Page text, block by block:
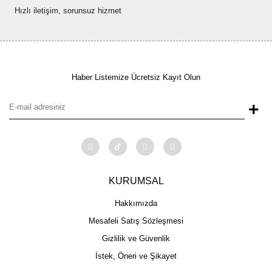
Hızlı iletişim, sorunsuz hizmet
Haber Listemize Ücretsiz Kayıt Olun
+
KURUMSAL
Hakkımızda
Mesafeli Satış Sözleşmesi
Gizlilik ve Güvenlik
İstek, Öneri ve Şikayet